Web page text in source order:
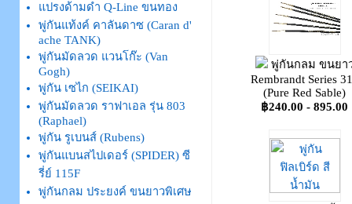
แปรงด้ามดำ Q-Line ขนทอง
พู่กันแท้งค์ คาลันดาซ (Caran d'
ache TANK)
พู่กันมัดลวด แวนโก๊ะ (Van
Gogh)
พู่กัน เซไก (SEIKAI)
พู่กันมัดลวด ราฟาเอล รุ่น 803
(Raphael)
พู่กัน รูเบนส์ (Rubens)
พู่กันแบนสไปเดอร์ (SPIDER) ซี
รี่ย์ 115F
พู่กันกลม ประยงค์ ขนยาวพิเศษ
พู่กันกลม ขนยา
Rembrandt Series
(Pure Red Sable)
฿240.00 - 895.00